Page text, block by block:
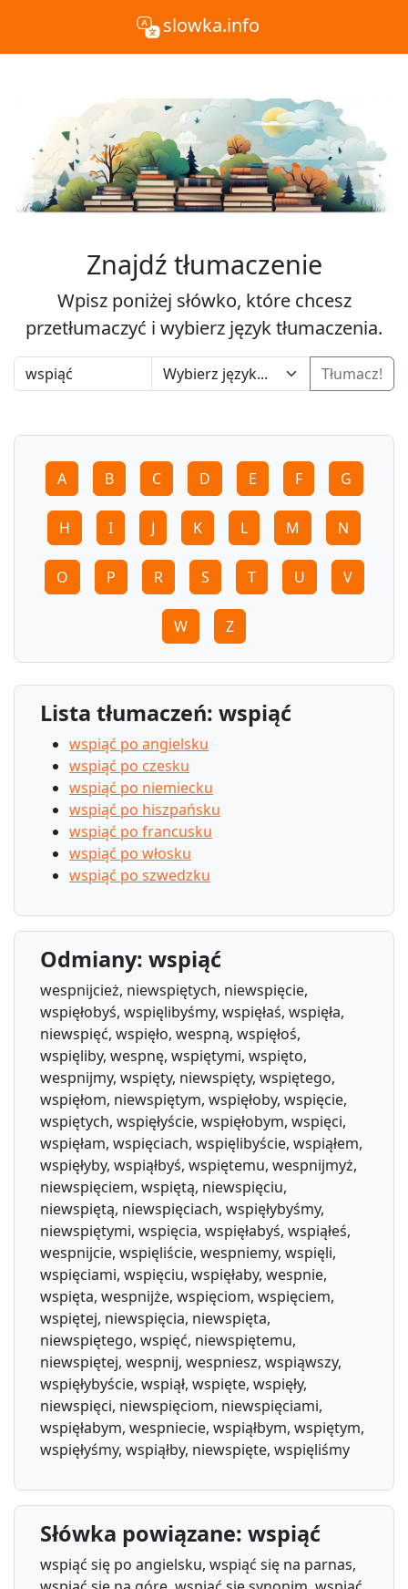
slowka.info
Znajdź tłumaczenie
Wpisz poniżej słówko, które chcesz
przetłumaczyć i wybierz język tłumaczenia.
Tłumacz!
A B C D E F G
H I J K L M N
O P R S T U V
W Z
Lista tłumaczeń: wspiąć
wspiąć po angielsku
wspiąć po czesku
wspiąć po niemiecku
wspiąć po hiszpańsku
wspiąć po francusku
wspiąć po włosku
wspiąć po szwedzku
Odmiany: wspiąć
wespnijcież, niewspiętych, niewspięcie,
wspięłobyś, wspięlibyśmy, wspięłaś, wspięła,
niewspięć, wspięło, wespną, wspięłoś,
wspięliby, wespnę, wspiętymi, wspięto,
wespnijmy, wspięty, niewspięty, wspiętego,
wspięłom, niewspiętym, wspięłoby, wspięcie,
wspiętych, wspięłyście, wspięłobym, wspięci,
wspięłam, wspięciach, wspięlibyście, wspiąłem,
wspięłyby, wspiąłbyś, wspiętemu, wespnijmyż,
niewspięciem, wspiętą, niewspięciu,
niewspiętą, niewspięciach, wspięłybyśmy,
niewspiętymi, wspięcia, wspięłabyś, wspiąłeś,
wespnijcie, wspięliście, wespniemy, wspięli,
wspięciami, wspięciu, wspięłaby, wespnie,
wspięta, wespnijże, wspięciom, wspięciem,
wspiętej, niewspięcia, niewspięta,
niewspiętego, wspięć, niewspiętemu,
niewspiętej, wespnij, wespniesz, wspiąwszy,
wspięłybyście, wspiął, wspięte, wspięły,
niewspięci, niewspięciom, niewspięciami,
wspięłabym, wespniecie, wspiąłbym, wspiętym,
wspięłyśmy, wspiąłby, niewspięte, wspięliśmy
Słówka powiązane: wspiąć
wspiąć się po angielsku, wspiąć się na parnas,